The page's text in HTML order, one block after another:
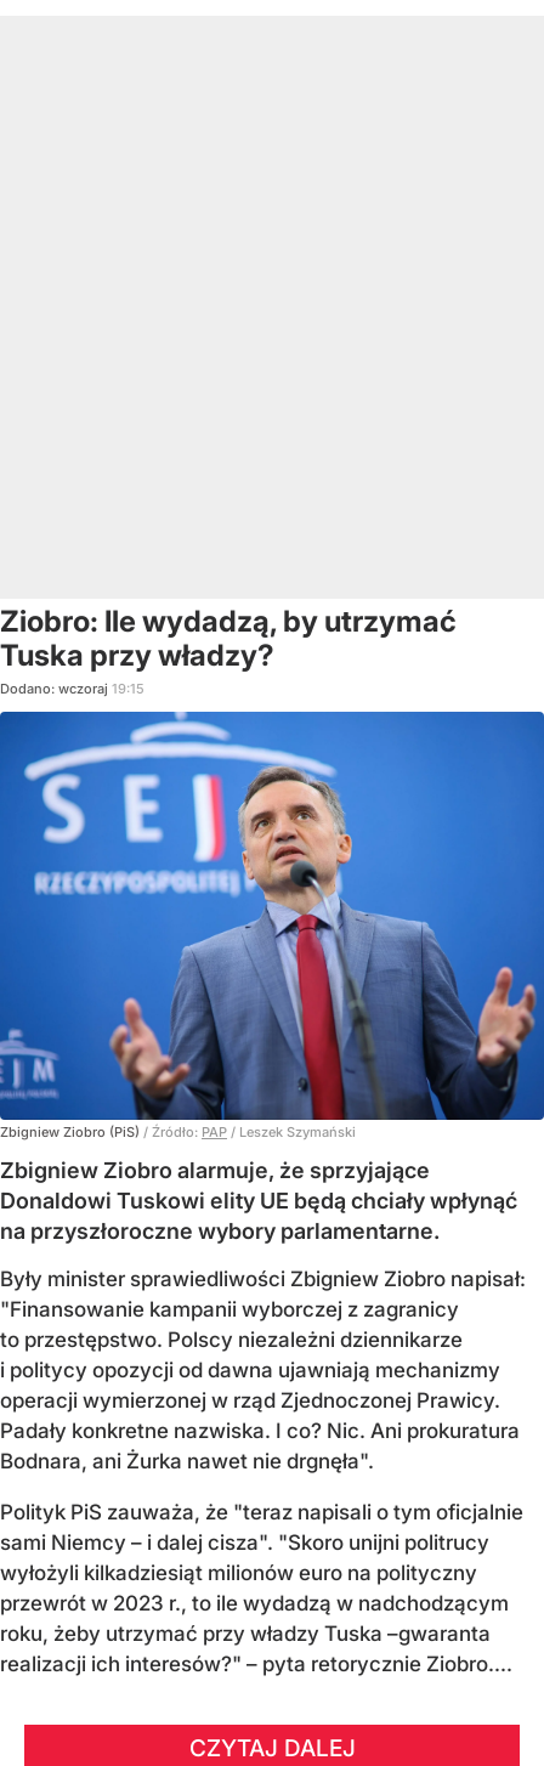
Ziobro: Ile wydadzą, by utrzymać
Tuska przy władzy?
Dodano: wczoraj 19:15
Zbigniew Ziobro (PiS) / Źródło: PAP / Leszek Szymański
Zbigniew Ziobro alarmuje, że sprzyjające
Donaldowi Tuskowi elity UE będą chciały wpłynąć
na przyszłoroczne wybory parlamentarne.
Były minister sprawiedliwości Zbigniew Ziobro napisał:
"Finansowanie kampanii wyborczej z zagranicy
to przestępstwo. Polscy niezależni dziennikarze
i politycy opozycji od dawna ujawniają mechanizmy
operacji wymierzonej w rząd Zjednoczonej Prawicy.
Padały konkretne nazwiska. I co? Nic. Ani prokuratura
Bodnara, ani Żurka nawet nie drgnęła".
Polityk PiS zauważa, że "teraz napisali o tym oficjalnie
sami Niemcy – i dalej cisza". "Skoro unijni politrucy
wyłożyli kilkadziesiąt milionów euro na polityczny
przewrót w 2023 r., to ile wydadzą w nadchodzącym
roku, żeby utrzymać przy władzy Tuska –gwaranta
realizacji ich interesów?" – pyta retorycznie Ziobro....
CZYTAJ DALEJ